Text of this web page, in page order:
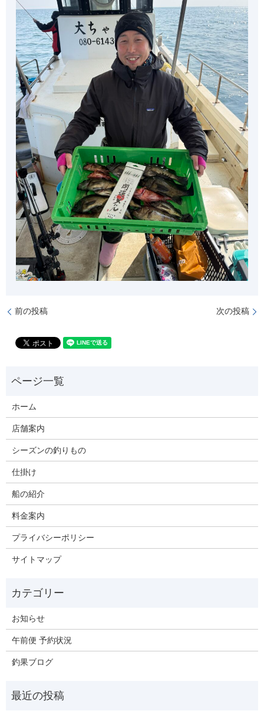
前の投稿 次の投稿
ホーム
店舗案内
シーズンの釣りもの
仕掛け
船の紹介
料金案内
プライバシーポリシー
サイトマップ
お知らせ
午前便 予約状況
釣果ブログ